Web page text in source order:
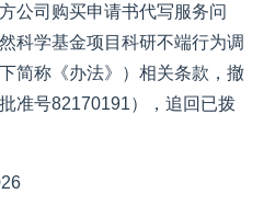
公司购买申请书代写服务问
科学基金项目科研不端行为调
简称《办法》）相关条款，撤
准号82170191），追回已拨